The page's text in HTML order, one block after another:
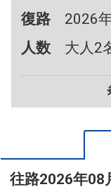
復路
2026
人数
大人2
往路2026年08